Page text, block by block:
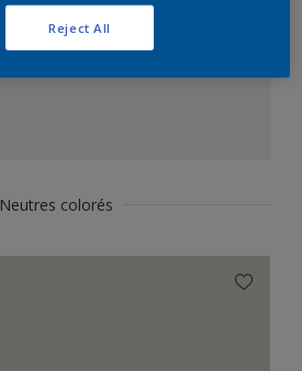
Neutres colorés
Reject All